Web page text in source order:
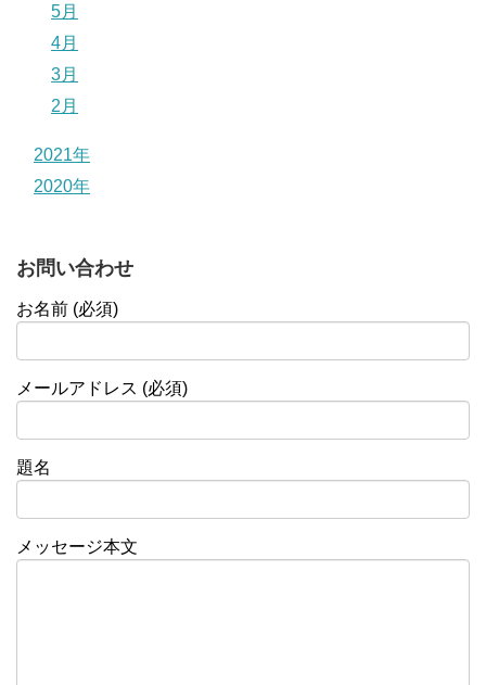
5月
4月
3月
2月
2021年
2020年
お問い合わせ
お名前 (必須)
メールアドレス (必須)
題名
メッセージ本文